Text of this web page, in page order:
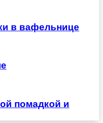
в вафельнице
помадкой и